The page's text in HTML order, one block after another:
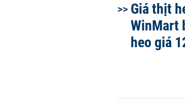
Giá thịt
WinMart
heo giá